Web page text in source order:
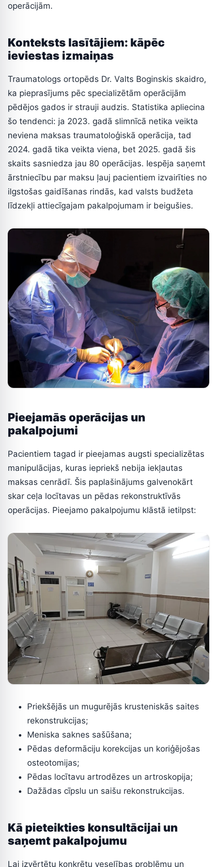
operācijām.
Konteksts lasītājiem: kāpēc
ieviestas izmaiņas
Traumatologs ortopēds Dr. Valts Boginskis skaidro,
ka pieprasījums pēc specializētām operācijām
pēdējos gados ir strauji audzis. Statistika apliecina
šo tendenci: ja 2023. gadā slimnīcā netika veikta
neviena maksas traumatoloģiskā operācija, tad
2024. gadā tika veikta viena, bet 2025. gadā šis
skaits sasniedza jau 80 operācijas. Iespēja saņemt
ārstniecību par maksu ļauj pacientiem izvairīties no
ilgstošas gaidīšanas rindās, kad valsts budžeta
līdzekļi attiecīgajam pakalpojumam ir beigušies.
Pieejamās operācijas un
pakalpojumi
Pacientiem tagad ir pieejamas augsti specializētas
manipulācijas, kuras iepriekš nebija iekļautas
maksas cenrādī. Šis paplašinājums galvenokārt
skar ceļa locītavas un pēdas rekonstruktīvās
operācijas. Pieejamo pakalpojumu klāstā ietilpst:
Priekšējās un mugurējās krusteniskās saites
rekonstrukcijas;
Meniska saknes sašūšana;
Pēdas deformāciju korekcijas un koriģējošas
osteotomijas;
Pēdas locītavu artrodēzes un artroskopija;
Dažādas cīpslu un saišu rekonstrukcijas.
Kā pieteikties konsultācijai un
saņemt pakalpojumu
Lai izvērtētu konkrētu veselības problēmu un